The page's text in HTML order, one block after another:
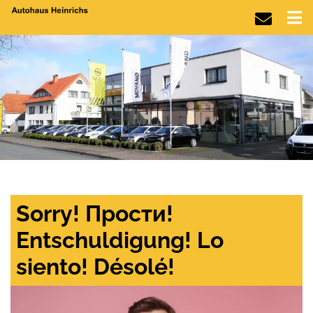
Sorry! Прости!
Entschuldigung! Lo
siento! Désolé!